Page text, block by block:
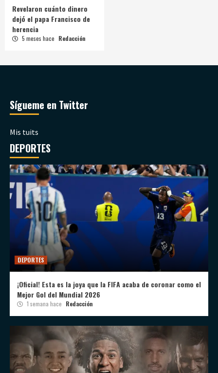
Revelaron cuánto dinero
dejó el papa Francisco de
herencia
5 meses hace Redacción
Sígueme en Twitter
Mis tuits
DEPORTES
DEPORTES
¡Oficial! Esta es la joya que la FIFA acaba de coronar como el
Mejor Gol del Mundial 2026
1 semana hace Redacción